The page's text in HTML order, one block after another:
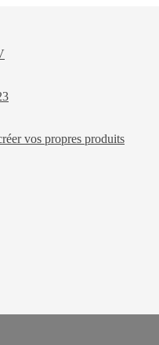
vos propres produits